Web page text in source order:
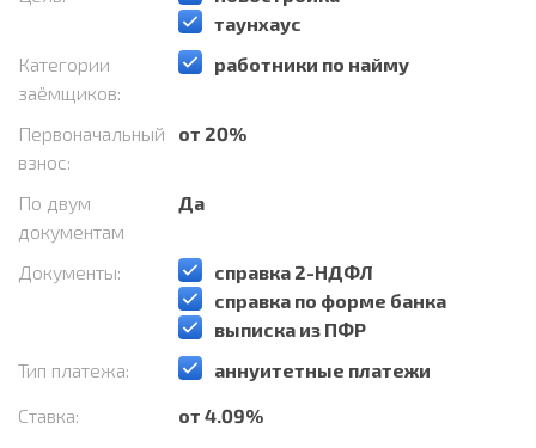
️таунхаус
Категории
заёмщиков:
️работники по найму
Первоначальный
взнос:
от 20%
По двум
документам
Да
Документы:
️справка 2-НДФЛ
️справка по форме банка
️выписка из ПФР
Тип платежа:
️аннуитетные платежи
Ставка:
от 4.09%